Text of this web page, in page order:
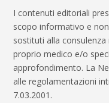
I contenuti editoriali
scopo informativo e
sostituti alla consulenza
proprio medico e/o
approfondimento. La
alle regolamentazioni
7.03.2001.